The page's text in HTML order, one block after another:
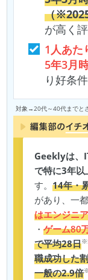
（
が高く
1人あた
5年3月
り好条
対象→20代～40代までと
Geeklyは、
で特に3年以
す。14年・
があり、一
はエンジニ
・ゲーム80
で平均28日
職成功した
一般の2.9倍